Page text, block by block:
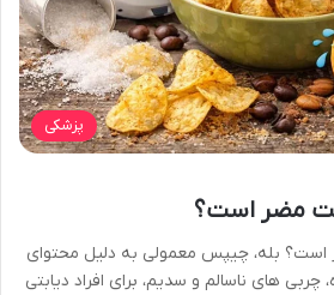
پزشکی
مضر است؟
است؟ بله، چیپس معمولی به دلیل محتوای
چربی های ناسالم و سدیم، برای افراد دیابتی